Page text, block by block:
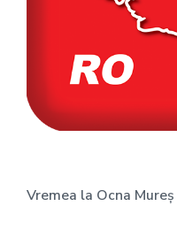
Vremea la Ocna Mureș